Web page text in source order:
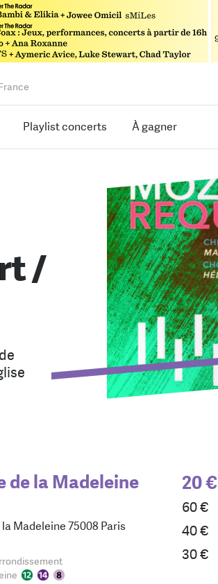
Playlist concerts À gagner
/
de la Madeleine
Madeleine 75008 Paris
20 €
60 €
40 €
30 €